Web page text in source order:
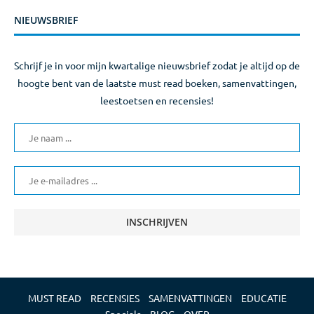
NIEUWSBRIEF
Schrijf je in voor mijn kwartalige nieuwsbrief zodat je altijd op de
hoogte bent van de laatste must read boeken, samenvattingen,
leestoetsen en recensies!
MUST READ RECENSIES SAMENVATTINGEN
EDUCATIE